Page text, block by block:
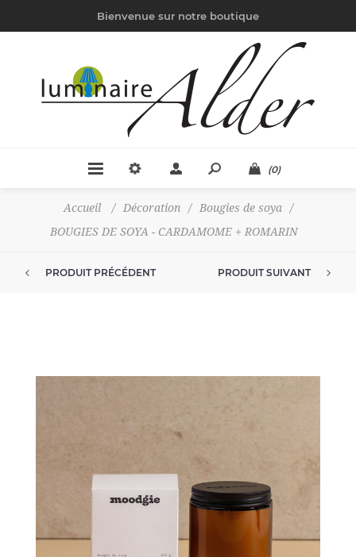
Bienvenue sur notre boutique
(0)
Accueil / Décoration / Bougies de soya
/
BOUGIES DE SOYA - CARDAMOME + ROMARIN
PRODUIT PRÉCÉDENT PRODUIT SUIVANT